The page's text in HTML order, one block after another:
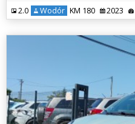
2.0 Wodór KM 180 2023